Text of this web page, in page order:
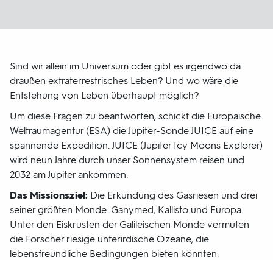
Sind wir allein im Universum oder gibt es irgendwo da
draußen extraterrestrisches Leben? Und wo wäre die
Entstehung von Leben überhaupt möglich?
Um diese Fragen zu beantworten, schickt die Europäische
Weltraumagentur (ESA) die Jupiter-Sonde JUICE auf eine
spannende Expedition. JUICE (Jupiter Icy Moons Explorer)
wird neun Jahre durch unser Sonnensystem reisen und
2032 am Jupiter ankommen.
Das Missionsziel: Die Erkundung des Gasriesen und drei
seiner größten Monde: Ganymed, Kallisto und Europa.
Unter den Eiskrusten der Galileischen Monde vermuten
die Forscher riesige unterirdische Ozeane, die
lebensfreundliche Bedingungen bieten könnten.